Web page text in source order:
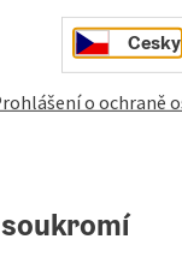
V
Cesky
o ochraně